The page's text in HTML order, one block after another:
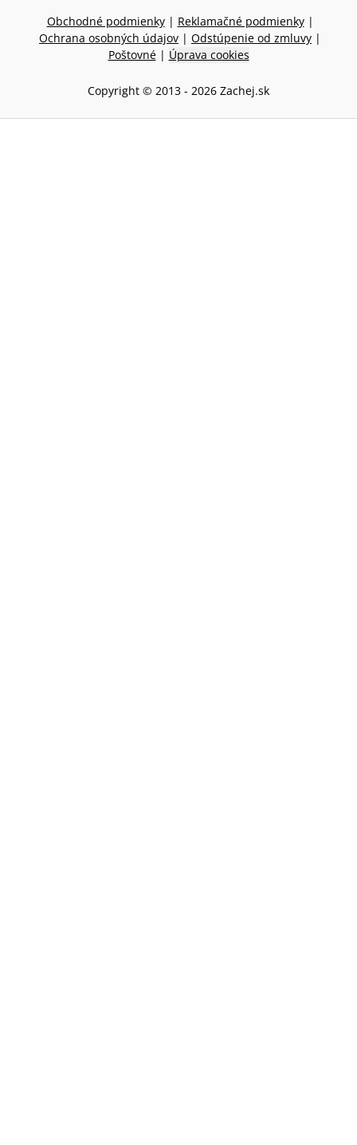
Obchodné podmienky | Reklamačné podmienky |
Ochrana osobných údajov | Odstúpenie od zmluvy |
Poštovné | Úprava cookies
Copyright © 2013 - 2026 Zachej.sk